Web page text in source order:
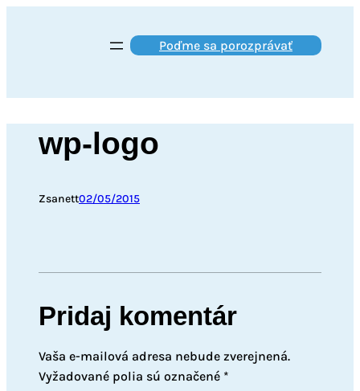
Poďme sa porozprávať
wp-logo
Zsanett02/05/2015
Pridaj komentár
Vaša e-mailová adresa nebude zverejnená.
Vyžadované polia sú označené *